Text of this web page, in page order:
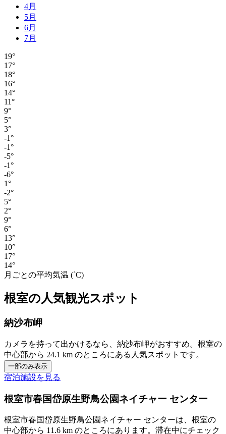
4月
5月
6月
7月
19°
17°
18°
16°
14°
11°
9°
5°
3°
-1°
-1°
-5°
-1°
-6°
1°
-2°
5°
2°
9°
6°
13°
10°
17°
14°
月ごとの平均気温 (˚C)
根室の人気観光スポット
納沙布岬
カメラを持って出かけるなら、納沙布岬がおすすめ。根室の
中心部から 24.1 km のところにある人気スポットです。
一部のみ表示
宿泊施設を見る
根室市春国岱原生野鳥公園ネイチャー センター
根室市春国岱原生野鳥公園ネイチャー センターは、根室の
中心部から 11.6 km のところにあります。滞在中にチェック